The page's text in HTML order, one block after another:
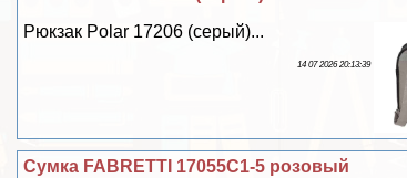
Рюкзак Polar 17206 (серый)...
14 07 2026 20:13:39
Сумка FABRETTI 17055C1-5 розовый